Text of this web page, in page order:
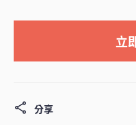
立
分享